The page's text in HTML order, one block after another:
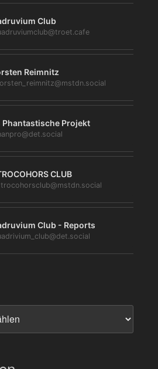
Club
Reimnitz
Phantastische Projekt
CLUB
Club - Reports